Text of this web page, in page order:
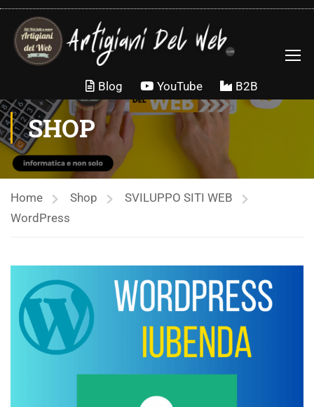
contenuto
B2B
YouTube
Blog
SHOP
Home Shop
SVILUPPO SITI WEB
WordPress